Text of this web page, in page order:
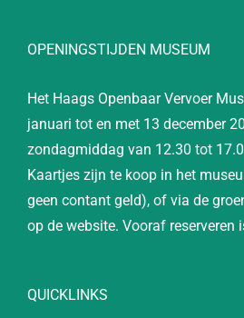
OPENINGSTIJDEN MUSEUM
Het Haags Openbaar Vervoer
januari tot en met 13 december
zondagmiddag van 12.30 tot
Kaartjes zijn te koop in het
geen contant geld), of via de
op de website. Vooraf reserveren
QUICKLINKS